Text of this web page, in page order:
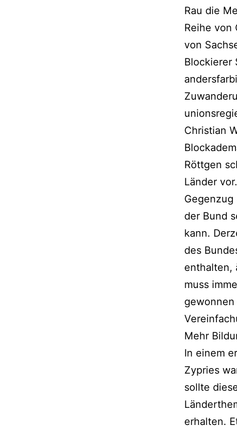
Rau die
Reihe von
von
Blockierer
Christian
Röttgen
Länder
der Bund
kann.
des
enthalten,
muss
Mehr
In einem
Zypries
sollte
erhalten.